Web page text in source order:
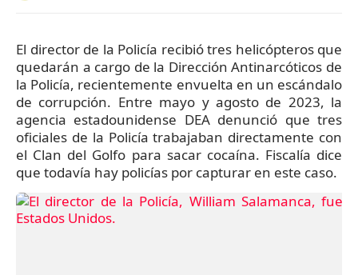
El director de la Policía recibió tres helicópteros que
quedarán a cargo de la Dirección Antinarcóticos de
la Policía, recientemente envuelta en un escándalo
de corrupción. Entre mayo y agosto de 2023, la
agencia estadounidense DEA denunció que tres
oficiales de la Policía trabajaban directamente con
el Clan del Golfo para sacar cocaína. Fiscalía dice
que todavía hay policías por capturar en este caso.